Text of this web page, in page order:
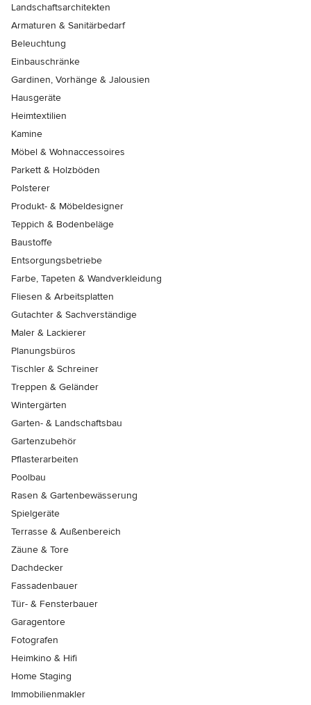
Landschaftsarchitekten
Armaturen & Sanitärbedarf
Beleuchtung
Einbauschränke
Gardinen, Vorhänge & Jalousien
Hausgeräte
Heimtextilien
Kamine
Möbel & Wohnaccessoires
Parkett & Holzböden
Polsterer
Produkt- & Möbeldesigner
Teppich & Bodenbeläge
Baustoffe
Entsorgungsbetriebe
Farbe, Tapeten & Wandverkleidung
Fliesen & Arbeitsplatten
Gutachter & Sachverständige
Maler & Lackierer
Planungsbüros
Tischler & Schreiner
Treppen & Geländer
Wintergärten
Garten- & Landschaftsbau
Gartenzubehör
Pflasterarbeiten
Poolbau
Rasen & Gartenbewässerung
Spielgeräte
Terrasse & Außenbereich
Zäune & Tore
Dachdecker
Fassadenbauer
Tür- & Fensterbauer
Garagentore
Fotografen
Heimkino & Hifi
Home Staging
Immobilienmakler